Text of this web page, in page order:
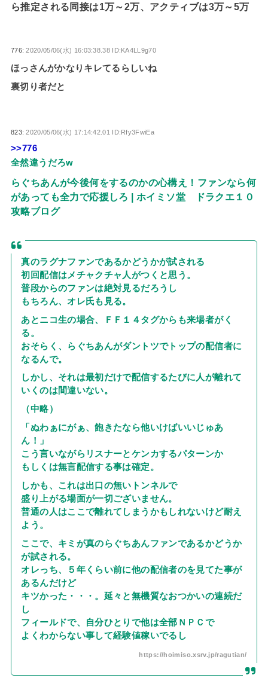
ら推定される同接は1万～2万、アクティブは3万～5万
776:2020/05/06(水) 16:03:38.38 ID:KA4LL9g70
ほっさんがかなりキレてるらしいね
裏切り者だと
823:2020/05/06(水) 17:14:42.01 ID:Rfy3FwiEa
>>776
全然違うだろw
らぐちあんが今後何をするのかの心構え！ファンなら何
があっても全力で応援しろ | ホイミソ堂 ドラクエ１０
攻略ブログ
真のラグナファンであるかどうかが試される
初回配信はメチャクチャ人がつくと思う。
普段からのファンは絶対見るだろうし
もちろん、オレ氏も見る。
あとニコ生の場合、ＦＦ１４タグからも来場者がく
る。
おそらく、らぐちあんがダントツでトップの配信者に
なるんで。
しかし、それは最初だけで配信するたびに人が離れて
いくのは間違いない。
（中略）
「ぬわぁにがぁ、飽きたなら他いけばいいじゅあ
ん！」
こう言いながらリスナーとケンカするパターンか
もしくは無言配信する事は確定。
しかも、これは出口の無いトンネルで
盛り上がる場面が一切ございません。
普通の人はここで離れてしまうかもしれないけど耐え
よう。
ここで、キミが真のらぐちあんファンであるかどうか
が試される。
オレっち、５年くらい前に他の配信者のを見てた事が
あるんだけど
キツかった・・・。延々と無機質なおつかいの連続だ
し
フィールドで、自分ひとりで他は全部ＮＰＣで
よくわからない事して経験値稼いでるし
https://hoimiso.xsrv.jp/ragutian/